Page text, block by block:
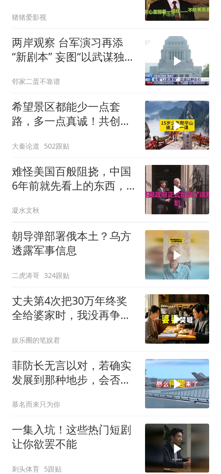
猪猪爱影视
两岸观察 台军演习再添
“新剧本” 妄图“以武谋独”
邻家二蛋不靠谱
希望景区都能少一点套
路，多一点真诚！共创良
大秦论道 502跟贴
难怪美国百般阻挠，中国
6年前就先看上的东西，
凝水文秋
朝导弹部署俄本土？乌方
透露军事信息
二虎涛哥 324跟贴
丈夫第4次把30万年终奖
全给婆家时，我没再争
娱乐圈的笔娱君
菲防长无言以对，若确实
发展到那种地步，会否上
慕名而来只为你
一集入坑！这些热门短剧
让你欲罢不能
刺头体育 5跟贴